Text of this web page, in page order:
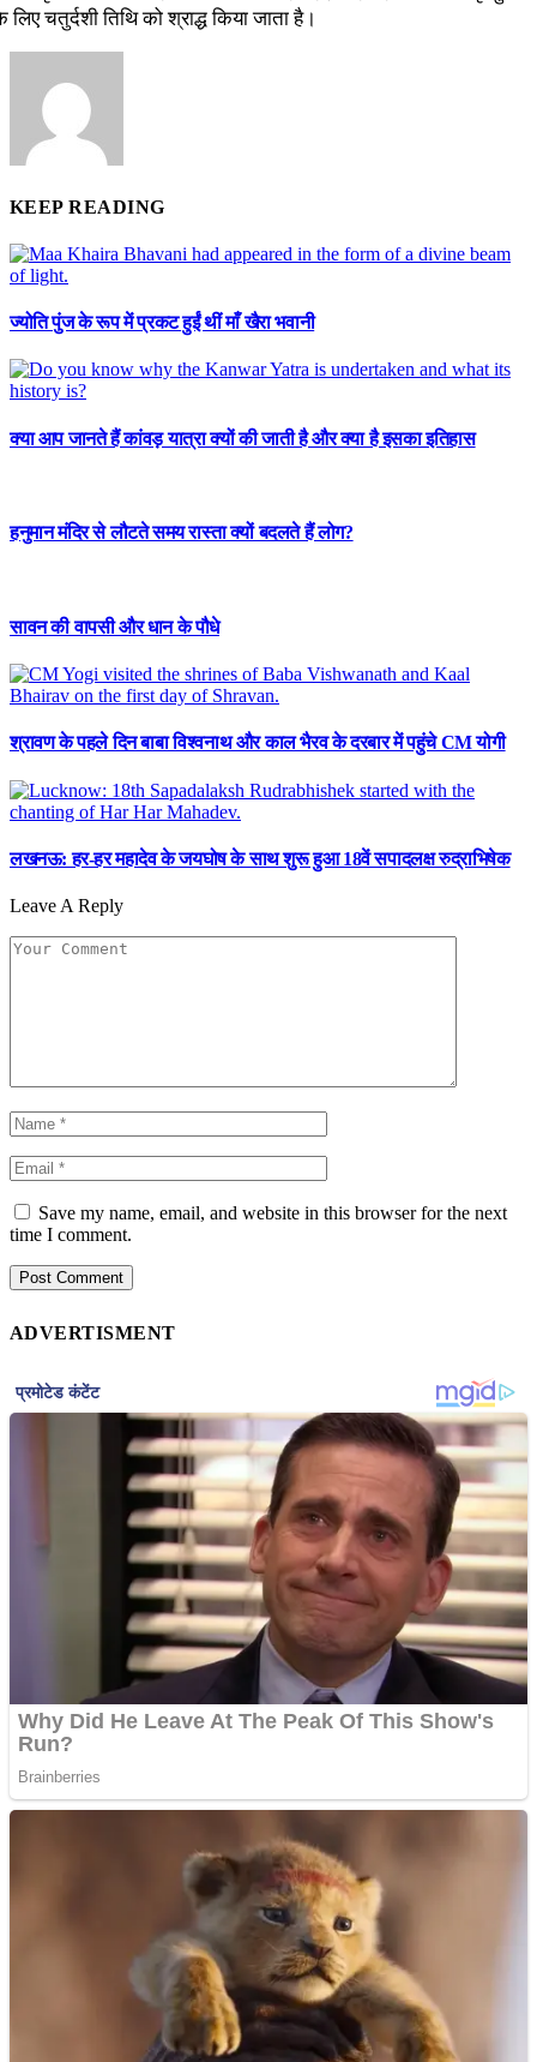
लिए चतुर्दशी तिथि को श्राद्ध किया जाता है।
KEEP READING
ज्योति पुंज के रूप में प्रकट हुईं थीं माँ खैरा भवानी
क्या आप जानते हैं कांवड़ यात्रा क्यों की जाती है और क्या है इसका इतिहास
हनुमान मंदिर से लौटते समय रास्ता क्यों बदलते हैं लोग?
सावन की वापसी और धान के पौधे
श्रावण के पहले दिन बाबा विश्वनाथ और काल भैरव के दरबार में पहुंचे CM योगी
लखनऊ: हर-हर महादेव के जयघोष के साथ शुरू हुआ 18वें सपादलक्ष रुद्राभिषेक
Leave A Reply
Save my name, email, and website in this browser for the next
time I comment.
ADVERTISMENT